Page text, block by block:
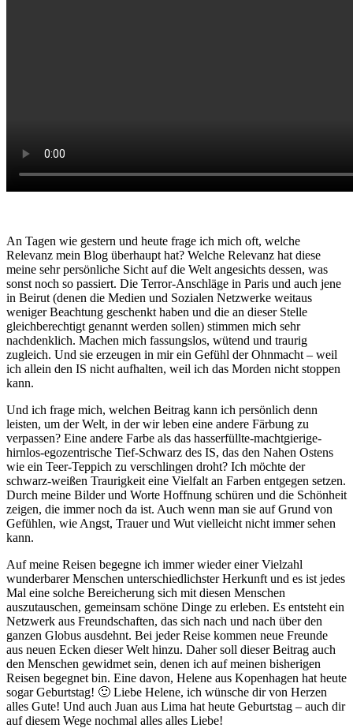
An Tagen wie gestern und heute frage ich mich oft, welche
Relevanz mein Blog überhaupt hat? Welche Relevanz hat diese
meine sehr persönliche Sicht auf die Welt angesichts dessen, was
sonst noch so passiert. Die Terror-Anschläge in Paris und auch jene
in Beirut (denen die Medien und Sozialen Netzwerke weitaus
weniger Beachtung geschenkt haben und die an dieser Stelle
gleichberechtigt genannt werden sollen) stimmen mich sehr
nachdenklich. Machen mich fassungslos, wütend und traurig
zugleich. Und sie erzeugen in mir ein Gefühl der Ohnmacht – weil
ich allein den IS nicht aufhalten, weil ich das Morden nicht stoppen
kann.
Und ich frage mich, welchen Beitrag kann ich persönlich denn
leisten, um der Welt, in der wir leben eine andere Färbung zu
verpassen? Eine andere Farbe als das hasserfüllte-machtgierige-
hirnlos-egozentrische Tief-Schwarz des IS, das den Nahen Ostens
wie ein Teer-Teppich zu verschlingen droht? Ich möchte der
schwarz-weißen Traurigkeit eine Vielfalt an Farben entgegen setzen.
Durch meine Bilder und Worte Hoffnung schüren und die Schönheit
zeigen, die immer noch da ist. Auch wenn man sie auf Grund von
Gefühlen, wie Angst, Trauer und Wut vielleicht nicht immer sehen
kann.
Auf meine Reisen begegne ich immer wieder einer Vielzahl
wunderbarer Menschen unterschiedlichster Herkunft und es ist jedes
Mal eine solche Bereicherung sich mit diesen Menschen
auszutauschen, gemeinsam schöne Dinge zu erleben. Es entsteht ein
Netzwerk aus Freundschaften, das sich nach und nach über den
ganzen Globus ausdehnt. Bei jeder Reise kommen neue Freunde
aus neuen Ecken dieser Welt hinzu. Daher soll dieser Beitrag auch
den Menschen gewidmet sein, denen ich auf meinen bisherigen
Reisen begegnet bin. Eine davon, Helene aus Kopenhagen hat heute
sogar Geburtstag! 🙂 Liebe Helene, ich wünsche dir von Herzen
alles Gute! Und auch Juan aus Lima hat heute Geburtstag – auch dir
auf diesem Wege nochmal alles alles Liebe!